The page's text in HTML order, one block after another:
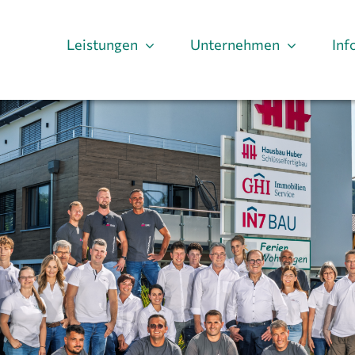
Leistungen Unternehmen